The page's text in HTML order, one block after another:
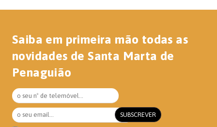
Saiba em primeira mão todas as
novidades de Santa Marta de
Penaguião